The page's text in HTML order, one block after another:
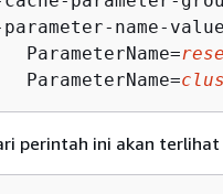
name-
ParameterName=
ParameterName=
perintah ini akan terlihat